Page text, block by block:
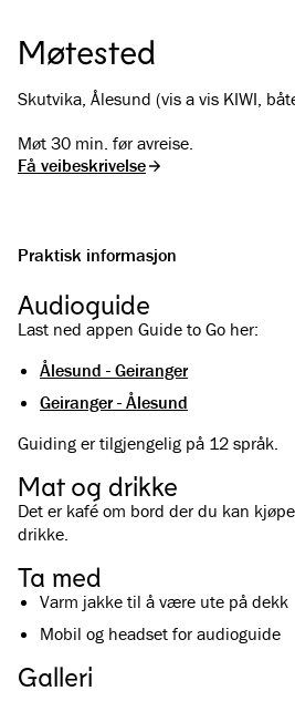
Møtested
Skutvika, Ålesund (vis a vis KIWI,
Møt 30 min. før avreise.
Få veibeskrivelse
Praktisk informasjon
Audioguide
Last ned appen Guide to Go her:
Ålesund - Geiranger
Geiranger - Ålesund
Guiding er tilgjengelig på 12 språk.
Mat og drikke
Det er kafé om bord der du kan
drikke.
Ta med
Varm jakke til å være ute på dekk
Mobil og headset for audioguide
Galleri